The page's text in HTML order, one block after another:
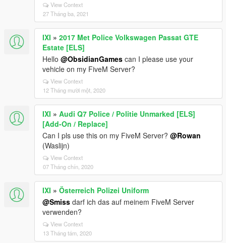
View Context
27 Tháng ba, 2021
IXI » 2017 Met Police Volkswagen Passat GTE
Estate [ELS]
Hello @ObsidianGames can I please use your
vehicle on my FiveM Server?
View Context
12 Tháng mười một, 2020
IXI » Audi Q7 Police / Politie Unmarked [ELS]
[Add-On / Replace]
Can I pls use this on my FiveM Server? @Rowan
(Waslijn)
View Context
07 Tháng chín, 2020
IXI » Österreich Polizei Uniform
@Smiss darf ich das auf meinem FiveM Server
verwenden?
View Context
13 Tháng tám, 2020